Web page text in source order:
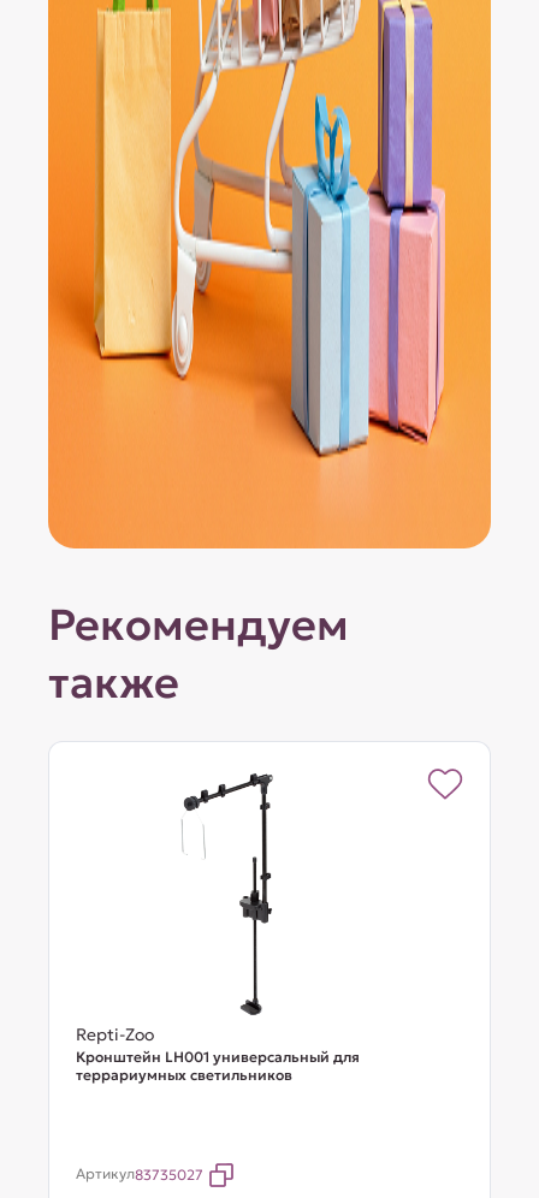
Рекомендуем
также
Repti-Zoo
Кронштейн LH001 универсальный для
террариумных светильников
Артикул83735027